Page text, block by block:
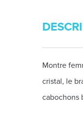
Montre
cristal, le
cabochons